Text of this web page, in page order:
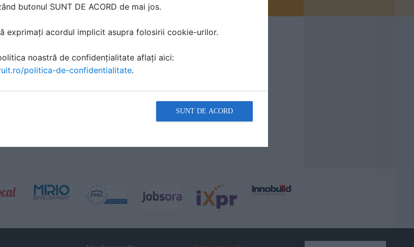
și serviciile pe SpatiulConstruit.ro!
butonul SUNT DE ACORD de mai jos.
exprimați acordul implicit asupra folosirii cookie-urilor.
noastră de confidențialitate aflați aici:
politica-de-confidentialitate.
SUNT DE ACORD